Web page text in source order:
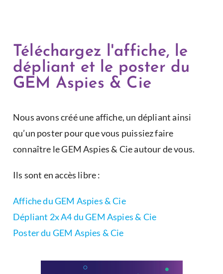
Téléchargez l'affiche, le
dépliant et le poster du
GEM Aspies & Cie
Nous avons créé une affiche, un dépliant ainsi
qu’un poster pour que vous puissiez faire
connaître le GEM Aspies & Cie autour de vous.
Ils sont en accès libre :
Affiche du GEM Aspies & Cie
Dépliant 2x A4 du GEM Aspies & Cie
Poster du GEM Aspies & Cie